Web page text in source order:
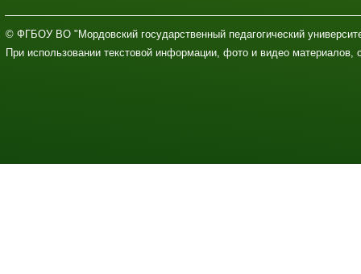
© ФГБОУ ВО "Мордовский государственный педагогический
При использовании текстовой информации, фото и видео материалов,